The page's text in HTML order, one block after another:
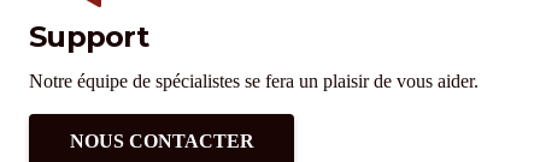
Support
Notre équipe de spécialistes se fera un plaisir de vous aider.
NOUS CONTACTER